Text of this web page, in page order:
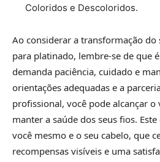
Coloridos e Descoloridos.
Ao considerar a transformação do
para platinado, lembre-se de que
demanda paciência, cuidado e
orientações adequadas e a
profissional, você pode alcançar o
manter a saúde dos seus fios.
você mesmo e o seu cabelo, que
recompensas visíveis e uma